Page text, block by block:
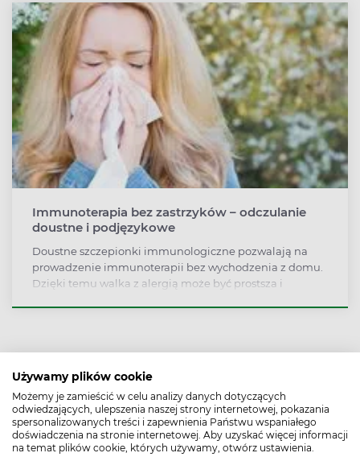
Używamy plików cookie
Możemy je zamieścić w celu analizy danych dotyczących
odwiedzających, ulepszenia naszej strony internetowej, pokazania
spersonalizowanych treści i zapewnienia Państwu wspaniałego
doświadczenia na stronie internetowej. Aby uzyskać więcej informacji
na temat plików cookie, których używamy, otwórz ustawienia.
Immunoterapia bez zastrzyków – odczulanie
doustne i podjęzykowe
Doustne szczepionki immunologiczne pozwalają na
prowadzenie immunoterapii bez wychodzenia z domu.
Dzięki temu walka z alergią może być prostsza i